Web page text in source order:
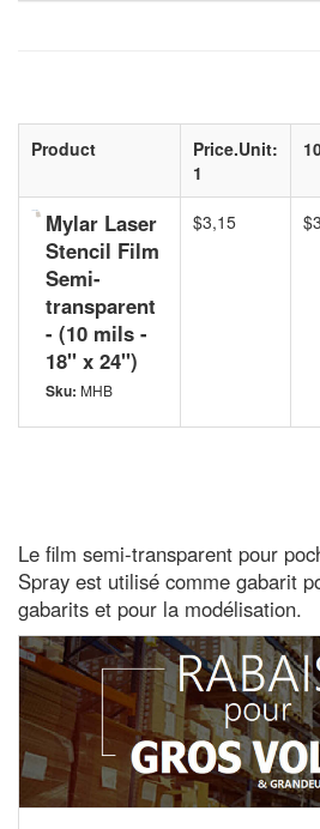
Product
Price.Unit:
1
Mylar Laser
Stencil Film
Semi-
transparent
- (10 mils -
18'' x 24'')
Sku: MHB
$3,15
Le film semi-transparent pour
Spray est utilisé comme gabarit
gabarits et pour la modélisation.